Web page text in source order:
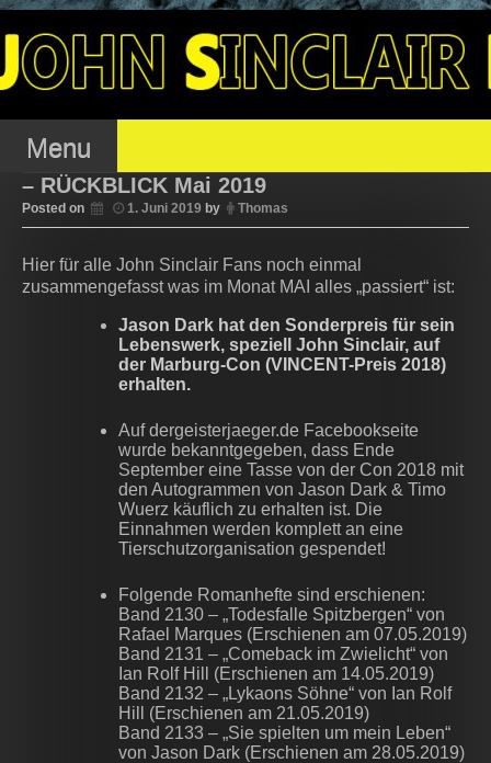
to
content OJSFC – OFFENER
JOHN SINCLAIR FAN
CLUB
Menu
– RÜCKBLICK Mai 2019
Posted on 1. Juni 2019 by Thomas
Hier für alle John Sinclair Fans noch einmal
zusammengefasst was im Monat MAI alles „passiert“ ist:
Jason Dark hat den Sonderpreis für sein
Lebenswerk, speziell John Sinclair, auf
der Marburg-Con (VINCENT-Preis 2018)
erhalten.
Auf dergeisterjaeger.de Facebookseite
wurde bekanntgegeben, dass Ende
September eine Tasse von der Con 2018 mit
den Autogrammen von Jason Dark & Timo
Wuerz käuflich zu erhalten ist. Die
Einnahmen werden komplett an eine
Tierschutzorganisation gespendet!
Folgende Romanhefte sind erschienen:
Band 2130 – „Todesfalle Spitzbergen“ von
Rafael Marques (Erschienen am 07.05.2019)
Band 2131 – „Comeback im Zwielicht“ von
Ian Rolf Hill (Erschienen am 14.05.2019)
Band 2132 – „Lykaons Söhne“ von Ian Rolf
Hill (Erschienen am 21.05.2019)
Band 2133 – „Sie spielten um mein Leben“
von Jason Dark (Erschienen am 28.05.2019)